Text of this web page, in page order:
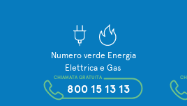
Numero verde Energia
Elettrica e Gas
800 15 13 13
CHIAMATA GRATUITA